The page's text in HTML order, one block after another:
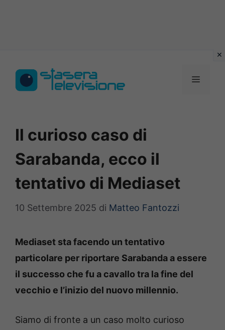
contenuto
MENU
Il curioso caso di
Sarabanda, ecco il
tentativo di Mediaset
10 Settembre 2025 di Matteo Fantozzi
Mediaset sta facendo un tentativo
particolare per riportare Sarabanda a essere
il successo che fu a cavallo tra la fine del
vecchio e l’inizio del nuovo millennio.
Siamo di fronte a un caso molto curioso